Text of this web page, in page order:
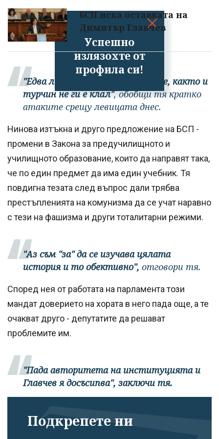
Успешно
излязохте от
профила си!
БСП иска оставката на
Димитър Главчев
"Едва ли не сме клали българите, както и
турчин не ги е клал", обобщи тя кратко
атаките срещу левицата днес.
Нинова изтъкна и друго предложение на БСП -
промени в Закона за предучилищното и
училищното образование, които да направят така,
че по един предмет да има един учебник. Тя
повдигна тезата след въпрос дали трябва
престъпленията на комунизма да се учат наравно
с тези на фашизма и други тоталитарни режими.
"Аз съм "за" да се изучава цялата
история и то обективно", отговори тя.
Според нея от работата на парламента този
мандат доверието на хората в него пада още, а те
очакват друго - депутатите да решават
проблемите им.
"Пада авторитета на институцията и
Главчев я досъсипва", заключи тя.
Подкрепете ни